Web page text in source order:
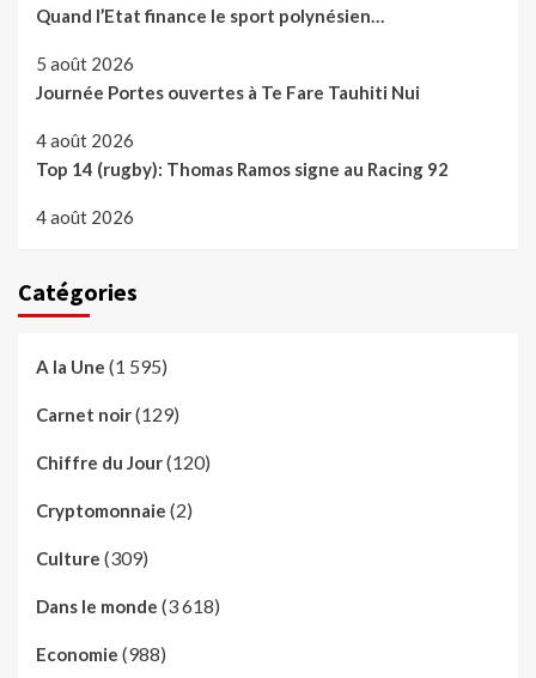
Quand l’Etat finance le sport polynésien…
5 août 2026
Journée Portes ouvertes à Te Fare Tauhiti Nui
4 août 2026
Top 14 (rugby): Thomas Ramos signe au Racing 92
4 août 2026
Catégories
A la Une (1 595)
Carnet noir(129)
Chiffre du Jour(120)
Cryptomonnaie (2)
Culture (309)
Dans le monde (3 618)
Economie (988)